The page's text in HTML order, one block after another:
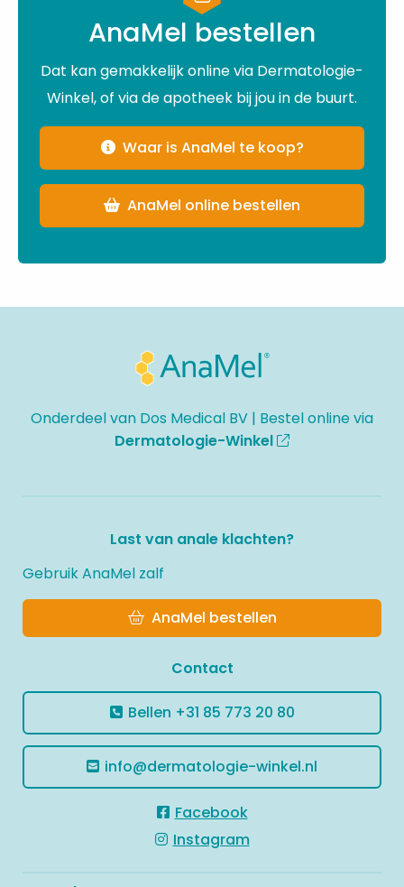
AnaMel bestellen
Dat kan gemakkelijk online via Dermatologie-
Winkel, of via de apotheek bij jou in de buurt.
Waar is AnaMel te koop?
AnaMel online bestellen
footer
Onderdeel van Dos Medical BV | Bestel online via
Dermatologie-Winkel
Contact
Bellen +31 85 773 20 80
info@dermatologie-winkel.nl
Facebook
Instagram
Last van anale klachten?
Gebruik AnaMel zalf
AnaMel bestellen